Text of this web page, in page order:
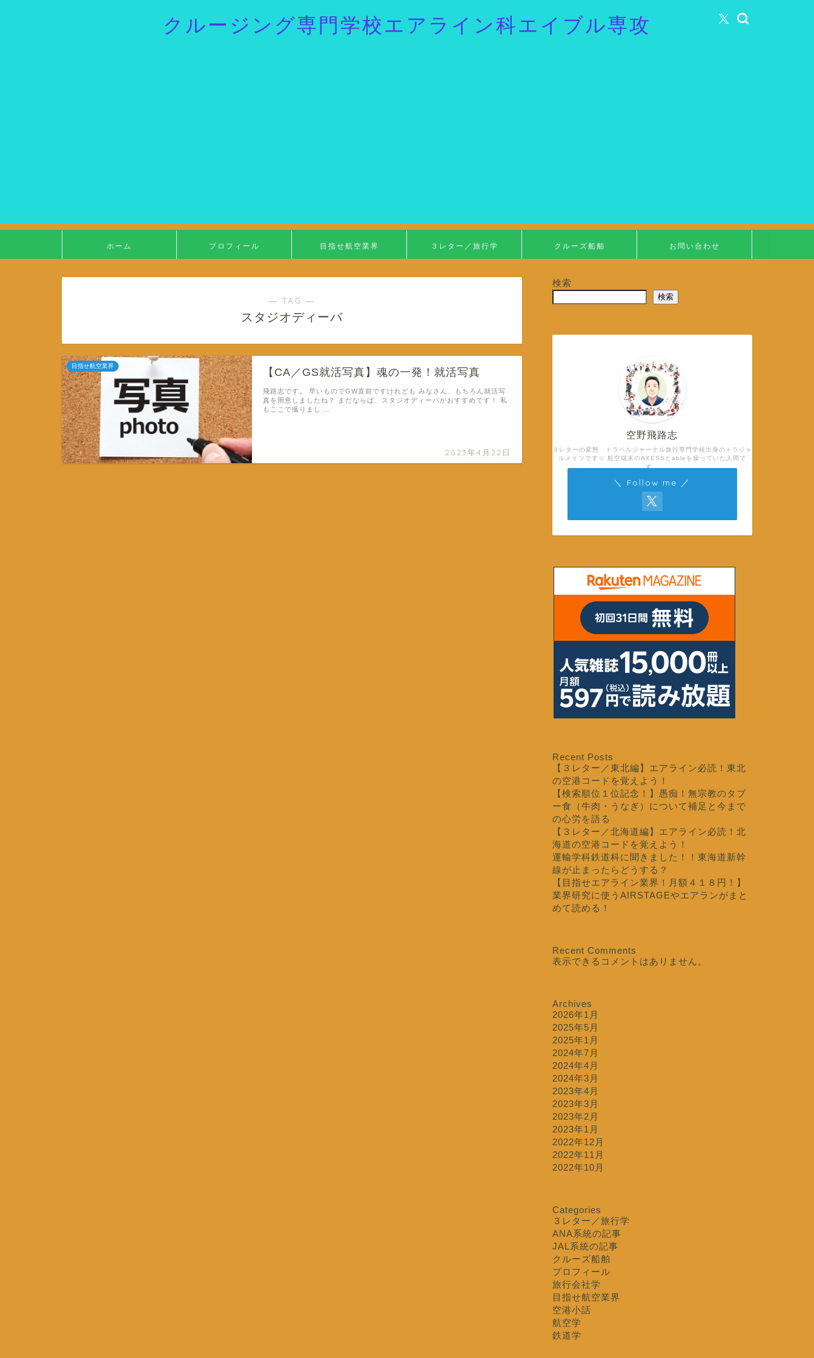
クルージング専門学校エアライン科エイブル専攻
ホーム プロフィール 目指せ航空業界 ３レター／旅行学 クルーズ船舶 お問い合わせ
― TAG ―
スタジオディーバ
目指せ航空業界
【CA／GS就活写真】魂の一発！就活写真
2023年4月22日
飛路志です。 早いものでGW直前ですけれども みなさん、もちろん就活写
真を用意しましたね？ まだならば、スタジオディーバがおすすめです！ 私
もここで撮りまし …
検索
検索
３レターの変態 トラベルジャーナル旅行専門学校出身のトラジャ
ルメイツです☆ 航空端末のAXESSとableを操っていた人間で
す。
空野飛路志
＼ Follow me ／
Recent Posts
【３レター／東北編】エアライン必読！東北
の空港コードを覚えよう！
【検索順位１位記念！】愚痴！無宗教のタブ
ー食（牛肉・うなぎ）について補足と今まで
の心労を語る
【３レター／北海道編】エアライン必読！北
海道の空港コードを覚えよう！
運輸学科鉄道科に聞きました！！東海道新幹
線が止まったらどうする？
【目指せエアライン業界！月額４１８円！】
業界研究に使うAIRSTAGEやエアランがまと
めて読める！
Recent Comments
表示できるコメントはありません。
Archives
2026年1月
2025年5月
2025年1月
2024年7月
2024年4月
2024年3月
2023年4月
2023年3月
2023年2月
2023年1月
2022年12月
2022年11月
2022年10月
Categories
３レター／旅行学
ANA系統の記事
JAL系統の記事
クルーズ船舶
プロフィール
旅行会社学
目指せ航空業界
空港小話
航空学
鉄道学